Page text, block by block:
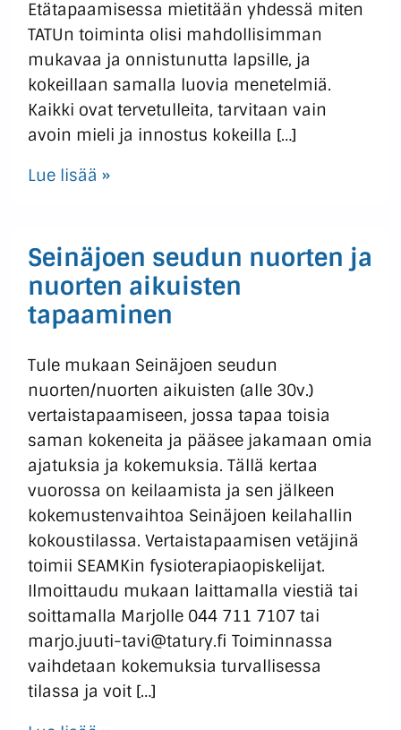
Etätapaamisessa mietitään yhdessä miten
TATUn toiminta olisi mahdollisimman
mukavaa ja onnistunutta lapsille, ja
kokeillaan samalla luovia menetelmiä.
Kaikki ovat tervetulleita, tarvitaan vain
avoin mieli ja innostus kokeilla […]
Lue lisää »
Seinäjoen seudun nuorten ja
nuorten aikuisten
tapaaminen
Tule mukaan Seinäjoen seudun
nuorten/nuorten aikuisten (alle 30v.)
vertaistapaamiseen, jossa tapaa toisia
saman kokeneita ja pääsee jakamaan omia
ajatuksia ja kokemuksia. Tällä kertaa
vuorossa on keilaamista ja sen jälkeen
kokemustenvaihtoa Seinäjoen keilahallin
kokoustilassa. Vertaistapaamisen vetäjinä
toimii SEAMKin fysioterapiaopiskelijat.
Ilmoittaudu mukaan laittamalla viestiä tai
soittamalla Marjolle 044 711 7107 tai
marjo.juuti-tavi@tatury.fi Toiminnassa
vaihdetaan kokemuksia turvallisessa
tilassa ja voit […]